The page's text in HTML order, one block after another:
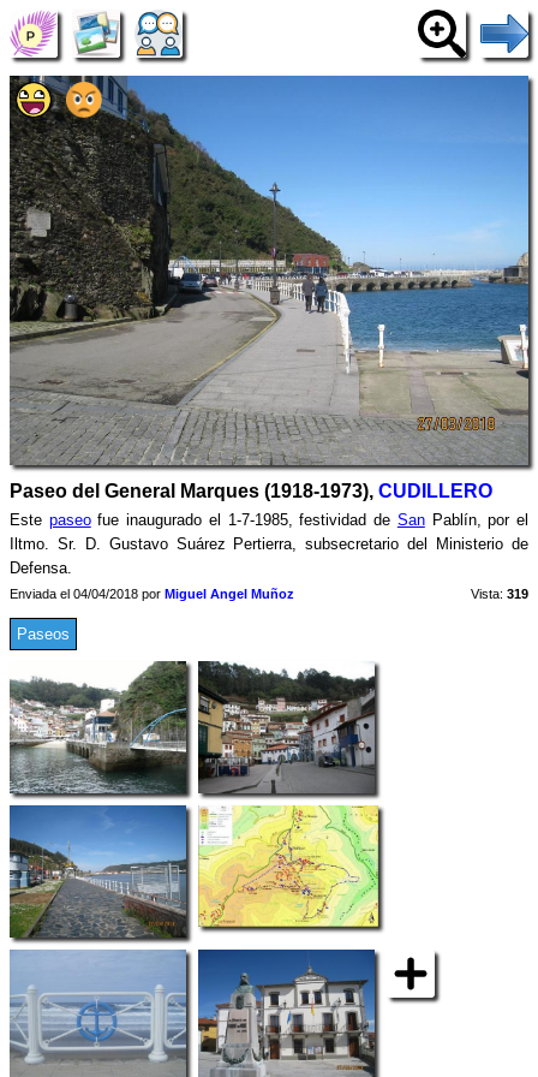
Paseo del General Marques (1918-1973), CUDILLERO
Este paseofue inaugurado el 1-7-1985, festividad de SanPablín, por el
Iltmo. Sr. D. Gustavo Suárez Pertierra, subsecretario del Ministerio de
Defensa.
Enviada el 04/04/2018 por Miguel Angel Muñoz Vista: 319
Paseos